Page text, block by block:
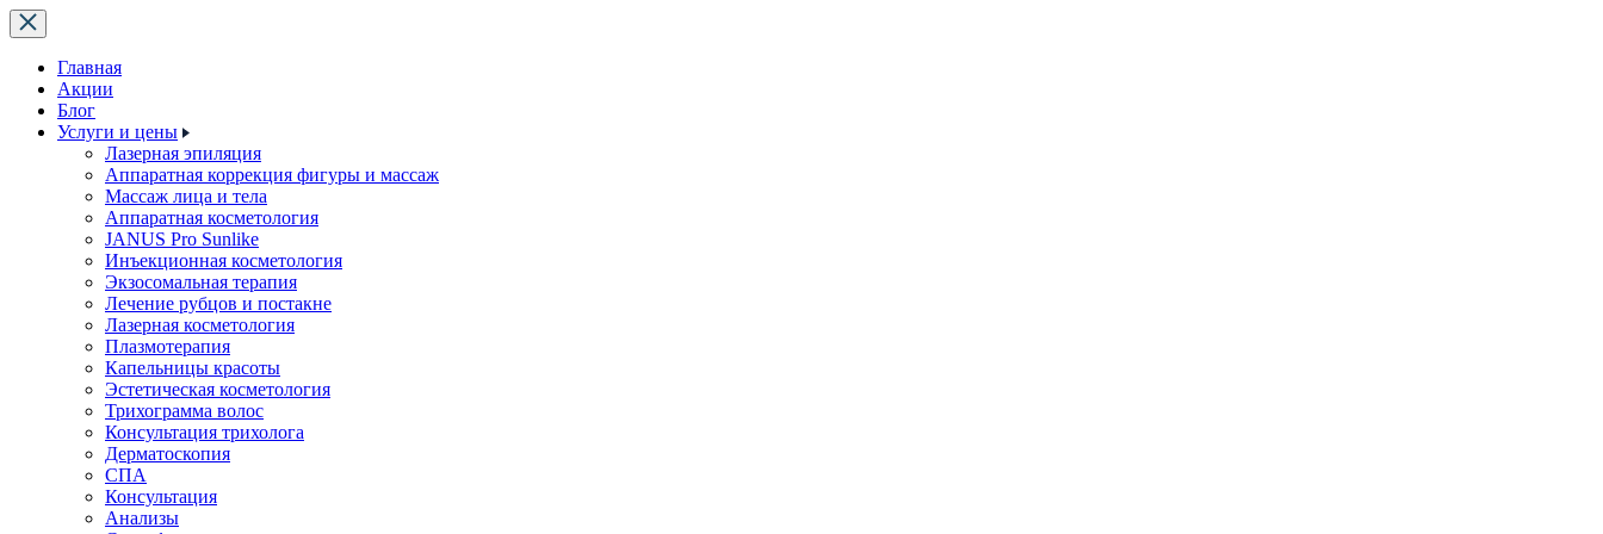
Главная
Акции
Блог
Услуги и цены
Лазерная эпиляция
Аппаратная коррекция фигуры и массаж
Массаж лица и тела
Аппаратная косметология
JANUS Pro Sunlike
Инъекционная косметология
Экзосомальная терапия
Лечение рубцов и постакне
Лазерная косметология
Плазмотерапия
Капельницы красоты
Эстетическая косметология
Трихограмма волос
Консультация трихолога
Дерматоскопия
СПА
Консультация
Анализы